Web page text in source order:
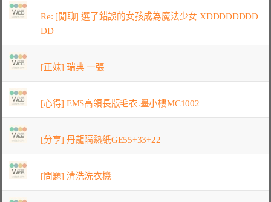
Re: [閒聊] 選了錯誤的女孩成為魔法少女 XDDDDDDDD
DD
[正妹] 瑞典 一張
[心得] EMS高領長版毛衣.墨小樓MC1002
[分享] 丹龍隔熱紙GE55+33+22
[問題] 清洗洗衣機